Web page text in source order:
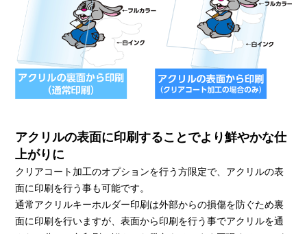
アクリルの表面に印刷することでより鮮やかな仕
上がりに
クリアコート加工のオプションを行う方限定で、アクリルの表
面に印刷を行う事も可能です。
通常アクリルキーホルダー印刷は外部からの損傷を防ぐため裏
面に印刷を行いますが、表面から印刷を行う事でアクリルを通